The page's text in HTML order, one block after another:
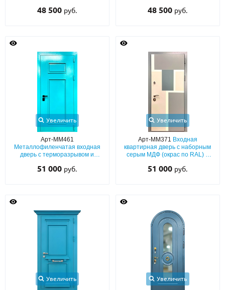
плитами МДФ (окрас по RAL) и
48 500 руб.
петлями
48 500 руб.
Увеличить
Арт-ММ461
Металлофиленчатая входная
дверь с терморазрывом и
голубых оттенков
51 000 руб.
Увеличить
Арт-ММ371 Входная
квартирная дверь с наборным
серым МДФ (окрас по RAL) с
51 000 руб.
Увеличить Увеличить